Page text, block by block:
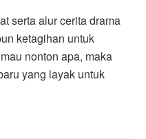
serta alur cerita drama
ketagihan untuk
nonton apa, maka
yang layak untuk